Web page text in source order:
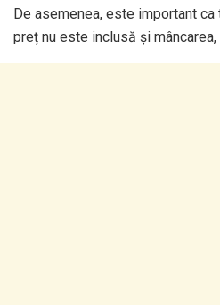
De asemenea, este important
preț nu este inclusă și